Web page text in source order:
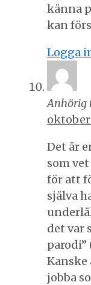
känna
kan
Logga
Anhörig
oktober
Det är
som
för att
själva
det var
jobba